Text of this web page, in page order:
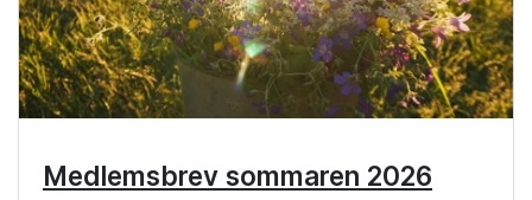
Medlemsbrev sommaren 2026